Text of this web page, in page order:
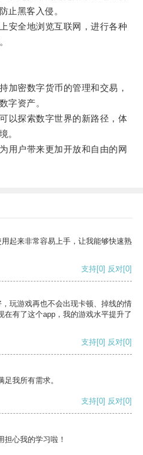
止黑客入侵。
全地浏览互联网，进行各种
密数字货币的管理和交易，
字资产。
探索数字世界的新路径，体
。
户带来更加开放和自由的网
起来非常容易上手，让我能够快速熟
支持[0] 反对[0]
玩游戏再也不会出现卡顿、掉线的情
有了这个app，我的游戏水平提升了
支持[0] 反对[0]
我所有需求。
支持[0] 反对[0]
担心我的学习啦！